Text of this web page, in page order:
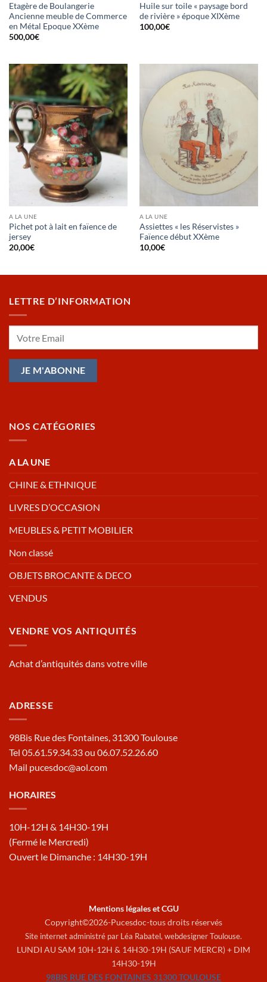
Etagère de Boulangerie
Ancienne meuble de Commerce
en Métal Epoque XXème
500,00€
Huile sur toile « paysage bord
de rivière » époque XIXème
100,00€
A LA UNE
Pichet pot à lait en faïence de
jersey
20,00€
A LA UNE
Assiettes « les Réservistes »
Faïence début XXème
10,00€
LETTRE D’INFORMATION
NOS CATÉGORIES
A LA UNE
CHINE & ETHNIQUE
LIVRES D’OCCASION
MEUBLES & PETIT MOBILIER
Non classé
OBJETS BROCANTE & DECO
VENDUS
VENDRE VOS ANTIQUITÉS
Achat d’antiquités dans votre ville
ADRESSE
98Bis Rue des Fontaines, 31300 Toulouse
Tel 05.61.59.34.33 ou 06.07.52.26.60
Mail pucesdoc@aol.com
HORAIRES
10H-12H & 14H30-19H
(Fermé le Mercredi)
Ouvert le Dimanche : 14H30-19H
Mentions légales et CGU
Copyright©2026-Pucesdoc-tous droits réservés
Site internet administré par Léa Rabatel, webdesigner Toulouse.
LUNDI AU SAM 10H-12H & 14H30-19H (SAUF MERCR) + DIM
14H30-19H
98BIS RUE DES FONTAINES 31300 TOULOUSE